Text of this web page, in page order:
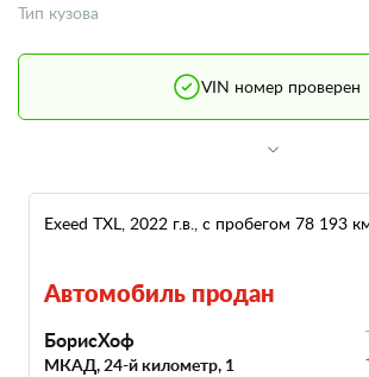
Тип кузова
VIN номер проверен
Exeed TXL, 2022 г.в., с пробегом 78 193
Автомобиль продан
БорисХоф
МКАД, 24-й километр, 1